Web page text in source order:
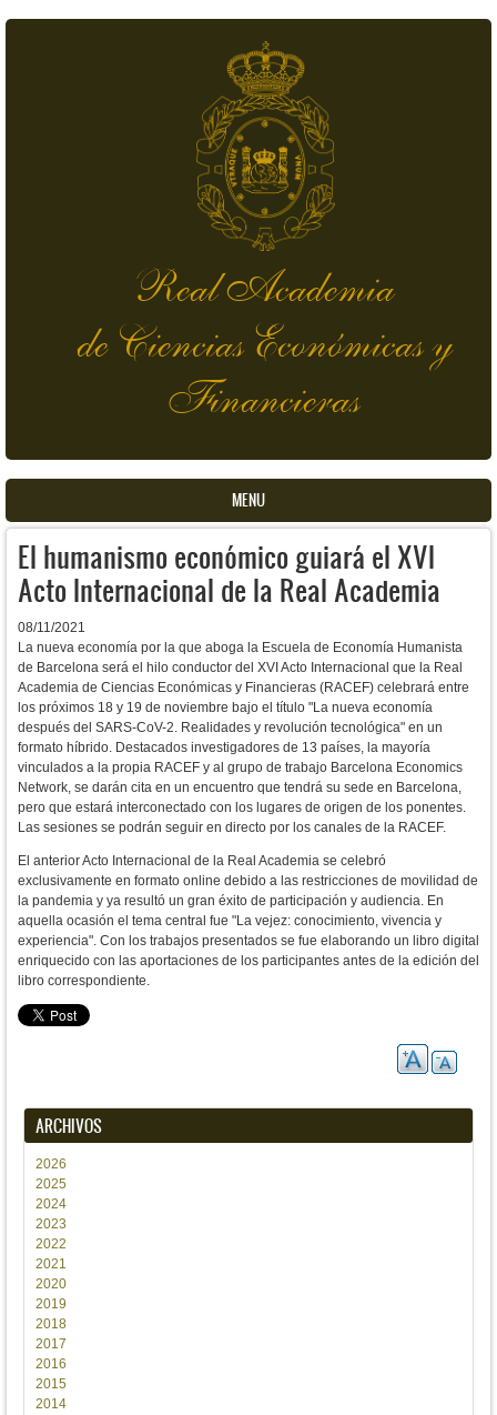
Real Academia
de Ciencias Económicas y
Financieras
MENU
El humanismo económico guiará el XVI
Acto Internacional de la Real Academia
08/11/2021
La nueva economía por la que aboga la Escuela de Economía Humanista
de Barcelona será el hilo conductor del XVI Acto Internacional que la Real
Academia de Ciencias Económicas y Financieras (RACEF) celebrará entre
los próximos 18 y 19 de noviembre bajo el título "La nueva economía
después del SARS-CoV-2. Realidades y revolución tecnológica" en un
formato híbrido. Destacados investigadores de 13 países, la mayoría
vinculados a la propia RACEF y al grupo de trabajo Barcelona Economics
Network, se darán cita en un encuentro que tendrá su sede en Barcelona,
pero que estará interconectado con los lugares de origen de los ponentes.
Las sesiones se podrán seguir en directo por los canales de la RACEF.
El anterior Acto Internacional de la Real Academia se celebró
exclusivamente en formato online debido a las restricciones de movilidad de
la pandemia y ya resultó un gran éxito de participación y audiencia. En
aquella ocasión el tema central fue "La vejez: conocimiento, vivencia y
experiencia". Con los trabajos presentados se fue elaborando un libro digital
enriquecido con las aportaciones de los participantes antes de la edición del
libro correspondiente.
ARCHIVOS
2026
2025
2024
2023
2022
2021
2020
2019
2018
2017
2016
2015
2014